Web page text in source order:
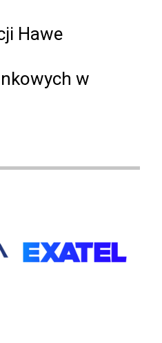
Hawe
w